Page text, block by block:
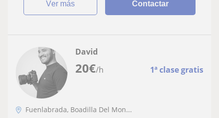
ver más Contactar
20€/h 1ª clase gratis
David
Fuenlabrada, Boadilla Del Mon...